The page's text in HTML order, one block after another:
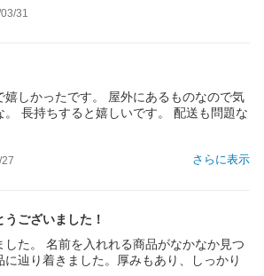
31
嬉しかったです。 屋外にあるものなので気
。 長持ちすると嬉しいです。 配送も問題な
さらに表示
うございました！
した。 名前を入れれる商品がなかなか見つ
辿り着きました。厚みもあり、しっかり